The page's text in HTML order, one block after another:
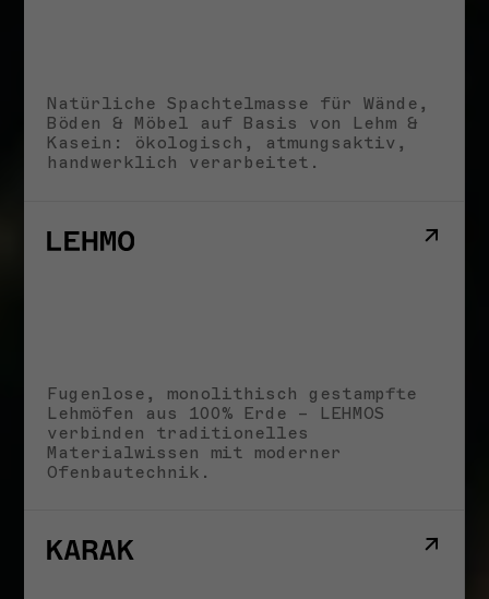
Natürliche Spachtelmasse für Wände,
Böden & Möbel auf Basis von Lehm &
Kasein: ökologisch, atmungsaktiv,
handwerklich verarbeitet.
Fugenlose, monolithisch gestampfte
Lehmöfen aus 100% Erde – LEHMOS
verbinden traditionelles
Materialwissen mit moderner
Ofenbautechnik.